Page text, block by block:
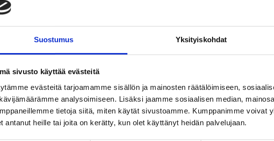
Suostumus Yksityiskohdat
sivusto käyttää evästeitä
evästeitä tarjoamamme sisällön ja mainosten räätälöimiseen,
analysoimiseen. Lisäksi jaamme sosiaalisen median,
tietoja siitä, miten käytät sivustoamme. Kumppanimme voivat
antanut heille tai joita on kerätty, kun olet käyttänyt heidän palvelujaan.
– K-
PORTTI –